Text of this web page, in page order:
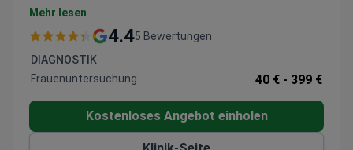
Zu den Kerngebieten gehören Primärversorgung,
Diagnostik und Gesundheitsvorsorge.
Arzt-auf-Abruf- und häusliche Pflegedienste für
Verbindet Patienten für Überweisungen mit
Partnerkrankenhäusern und Diagnosezentren in
Mehr lesen
4.45 Bewertungen
DIAGNOSTIK
Frauenuntersuchung
40 € - 399 €
Kostenloses Angebot einholen